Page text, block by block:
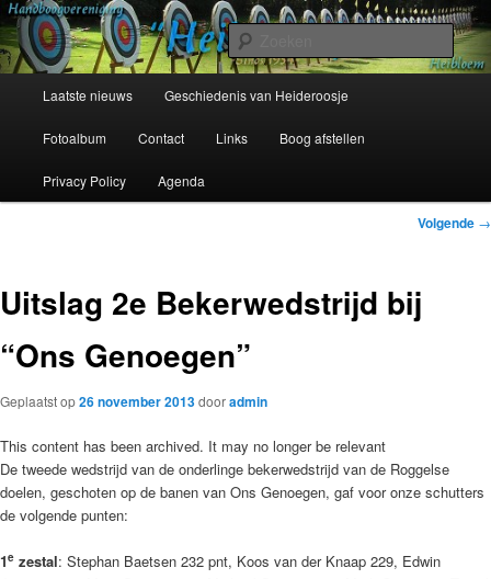
Spring
naar
de
primaireHandboogvereniging Heideroosje
Heibloem
Sinds 1954
Laatste nieuws Geschiedenis van Heideroosje
Fotoalbum Contact Links Boog afstellen
Privacy Policy Agenda
Bericht
Volgende →
Uitslag 2e Bekerwedstrijd bij
“Ons Genoegen”
Geplaatst op26 november 2013dooradmin
This content has been archived. It may no longer be relevant
De tweede wedstrijd van de onderlinge bekerwedstrijd van de Roggelse
doelen, geschoten op de banen van Ons Genoegen, gaf voor onze schutters
de volgende punten:
1e zestal: Stephan Baetsen 232 pnt, Koos van der Knaap 229, Edwin